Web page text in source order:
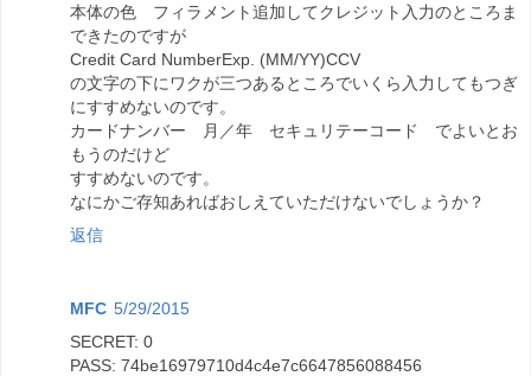
本体の色 フィラメント追加してクレジット入力のところま
できたのですが
Credit Card NumberExp. (MM/YY)CCV
の文字の下にワクが三つあるところでいくら入力してもつぎ
にすすめないのです。
カードナンバー 月／年 セキュリテーコード でよいとお
もうのだけど
すすめないのです。
なにかご存知あればおしえていただけないでしょうか？
返信
MFC 5/29/2015
SECRET: 0
PASS: 74be16979710d4c4e7c6647856088456